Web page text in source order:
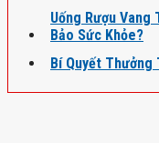
Uống Rượu
Bảo Sức Khỏe?
Bí Quyết